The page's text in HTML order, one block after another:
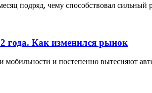
подряд, чему способствовал
года. Как изменился рынок
и постепенно вытесняют